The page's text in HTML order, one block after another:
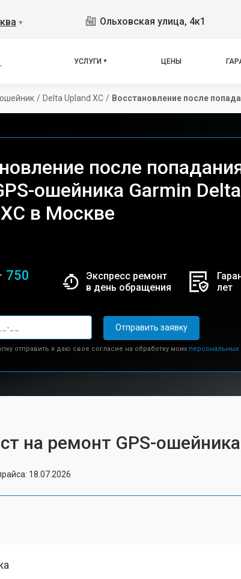
▼ Ольховская улица, 4к1
УСЛУГИ ЦЕНЫ
/ Delta Upland XC / Восстановление после
после
ошейника Garmin Delta
в Москве
750
Экспресс ремонт
в день обращения
лет
Отправить заявку
отправить я даю свое согласие на обработку моих персональных
на ремонт GPS-
18.07.2026